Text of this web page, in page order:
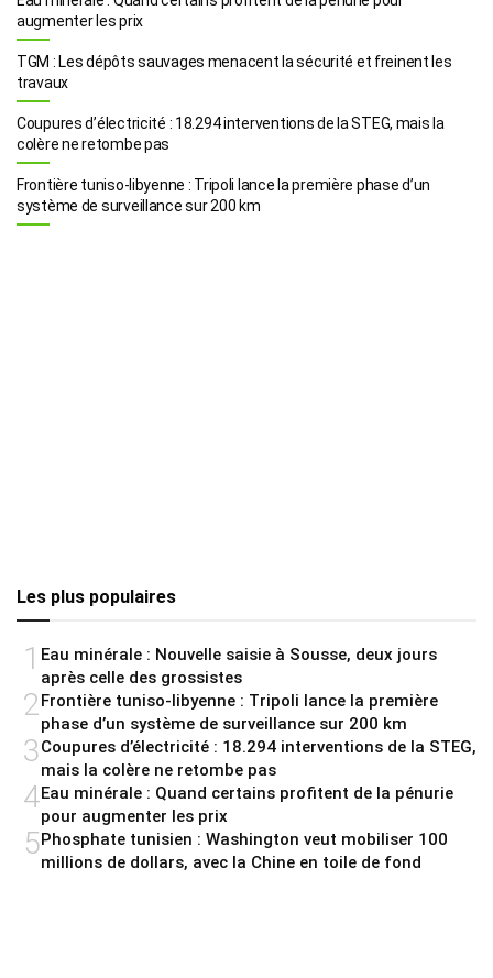
augmenter les prix
TGM : Les dépôts sauvages menacent la sécurité et freinent les
travaux
Coupures d’électricité : 18.294 interventions de la STEG, mais la
colère ne retombe pas
Frontière tuniso-libyenne : Tripoli lance la première phase d’un
système de surveillance sur 200 km
Les plus populaires
1 Eau minérale : Nouvelle saisie à Sousse, deux jours
après celle des grossistes
2Frontière tuniso-libyenne : Tripoli lance la première
phase d’un système de surveillance sur 200 km
3Coupures d’électricité : 18.294 interventions de la STEG,
mais la colère ne retombe pas
4Eau minérale : Quand certains profitent de la pénurie
pour augmenter les prix
5Phosphate tunisien : Washington veut mobiliser 100
millions de dollars, avec la Chine en toile de fond